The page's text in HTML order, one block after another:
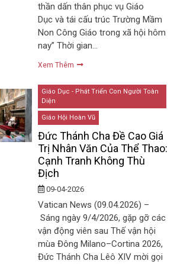
thần dấn thân phục vụ Giáo
Dục và tái cấu trúc Trường Mầm
Non Công Giáo trong xã hội hôm
nay” Thời gian…
Xem Thêm
Giáo Dục - Phát Triển Con Người Toàn
Diện
Giáo Hội Hoàn Vũ
Đức Thánh Cha Đề Cao Giá
Trị Nhân Văn Của Thể Thao:
Cạnh Tranh Không Thù
Địch
09-04-2026
Vatican News (09.04.2026) –
Sáng ngày 9/4/2026, gặp gỡ các
vận động viên sau Thế vận hội
mùa Đông Milano–Cortina 2026,
Đức Thánh Cha Lêô XIV mời gọi